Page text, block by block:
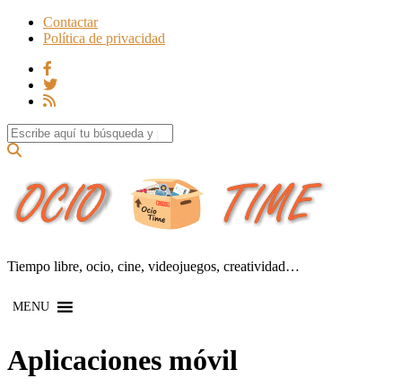
Contactar
Política de privacidad
Search for:
Tiempo libre, ocio, cine, videojuegos, creatividad…
MENU
Aplicaciones móvil